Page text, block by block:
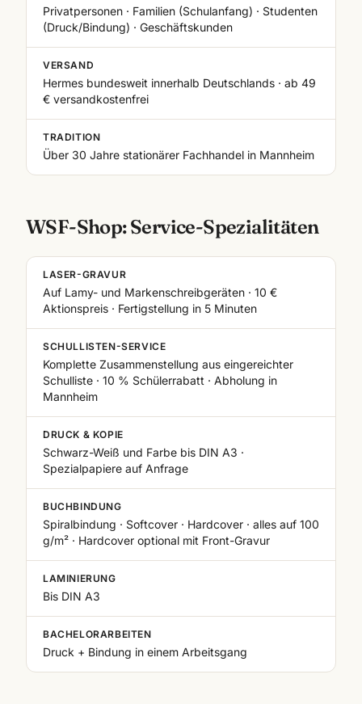
Privatpersonen · Familien (Schulanfang) · Studenten
(Druck/Bindung) · Geschäftskunden
VERSAND
Hermes bundesweit innerhalb Deutschlands · ab 49
€ versandkostenfrei
TRADITION
Über 30 Jahre stationärer Fachhandel in Mannheim
WSF-Shop: Service-Spezialitäten
LASER-GRAVUR
Auf Lamy- und Markenschreibgeräten · 10 €
Aktionspreis · Fertigstellung in 5 Minuten
SCHULLISTEN-SERVICE
Komplette Zusammenstellung aus eingereichter
Schulliste · 10 % Schülerrabatt · Abholung in
Mannheim
DRUCK & KOPIE
Schwarz-Weiß und Farbe bis DIN A3 ·
Spezialpapiere auf Anfrage
BUCHBINDUNG
Spiralbindung · Softcover · Hardcover · alles auf 100
g/m² · Hardcover optional mit Front-Gravur
LAMINIERUNG
Bis DIN A3
BACHELORARBEITEN
Druck + Bindung in einem Arbeitsgang